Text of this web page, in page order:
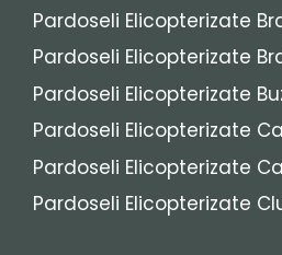
Pardoseli Elicopterizate
Pardoseli Elicopterizate
Pardoseli Elicopterizate
Pardoseli Elicopterizate
Pardoseli Elicopterizate
Pardoseli Elicopterizate